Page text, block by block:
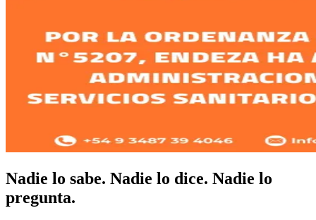
Nadie lo sabe. Nadie lo dice. Nadie lo
pregunta.